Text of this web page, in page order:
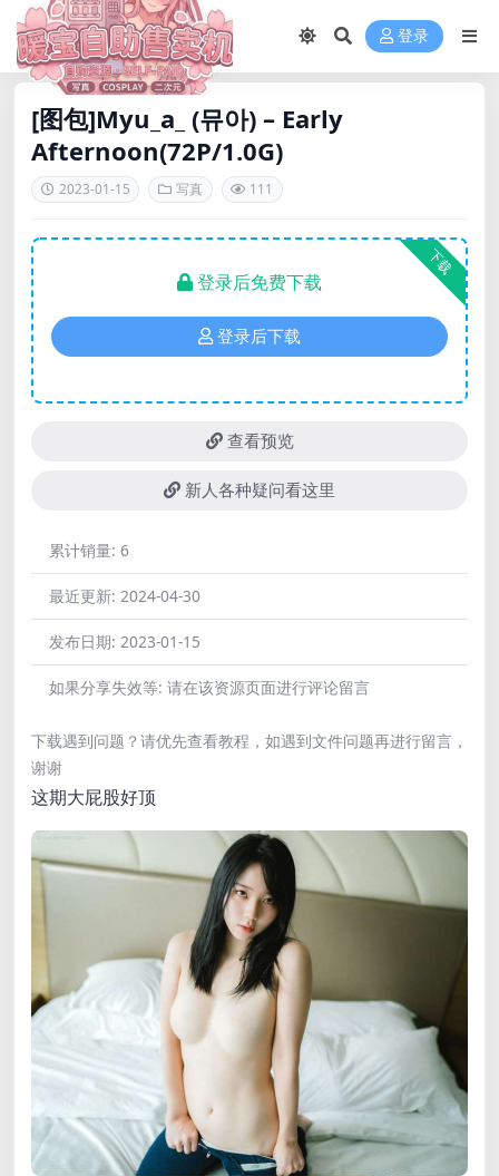
登录
[图包]Myu_a_ (뮤아) – Early
Afternoon(72P/1.0G)
2023-01-15 写真 111
下载
登录后免费下载
登录后下载
查看预览
新人各种疑问看这里
累计销量: 6
最近更新: 2024-04-30
发布日期: 2023-01-15
如果分享失效等: 请在该资源页面进行评论留言
下载遇到问题？请优先查看教程，如遇到文件问题再进行留言，
谢谢
这期大屁股好顶